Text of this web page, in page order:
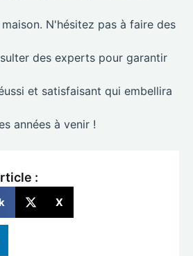
N'hésitez pas à faire des
des experts pour garantir
et satisfaisant qui embellira
années à venir !
:
X